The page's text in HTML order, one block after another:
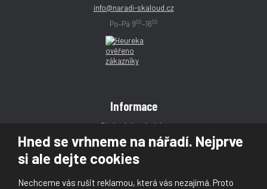
Hned se vrhneme na nářadí. Nejprve
si ale dejte cookies
Nechceme vás rušit reklamou, která vás nezajímá. Proto
info@naradi-skaloud.cz
Po–Pá 900–1600
Informace
Obchodní podmínky
Reklamace
Magazín